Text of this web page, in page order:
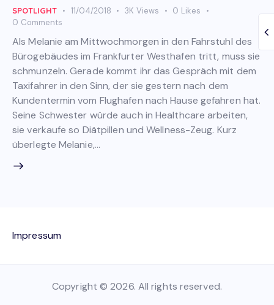
SPOTLIGHT 11/04/2018 3K Views 0 Likes
0 Comments
Als Melanie am Mittwochmorgen in den Fahrstuhl des
Bürogebäudes im Frankfurter Westhafen tritt, muss sie
schmunzeln. Gerade kommt ihr das Gespräch mit dem
Taxifahrer in den Sinn, der sie gestern nach dem
Kundentermin vom Flughafen nach Hause gefahren hat.
Seine Schwester würde auch in Healthcare arbeiten,
sie verkaufe so Diätpillen und Wellness-Zeug. Kurz
überlegte Melanie,…
Impressum
Copyright © 2026. All rights reserved.